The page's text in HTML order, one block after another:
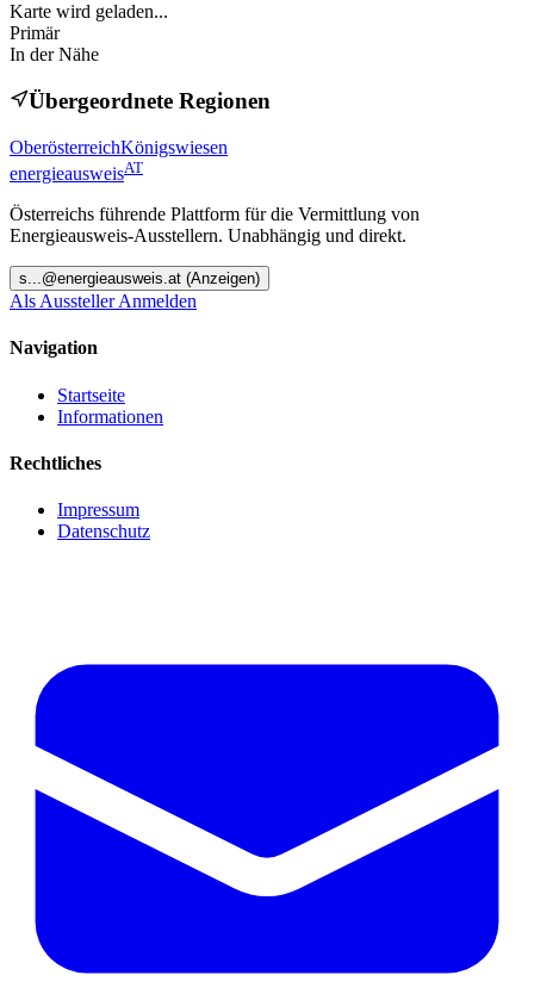
Karte wird geladen...
Primär
In der Nähe
Übergeordnete Regionen
OberösterreichKönigswiesen
energieausweisAT
Österreichs führende Plattform für die Vermittlung von
Energieausweis-Ausstellern. Unabhängig und direkt.
s ...@energieausweis.at (Anzeigen)
Als Aussteller Anmelden
Navigation
Startseite
Informationen
Rechtliches
Impressum
Datenschutz